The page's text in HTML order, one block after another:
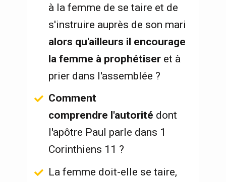
à la femme de se taire et de
alors qu'ailleurs il encourage
la femme à prophétiser et à
prier dans l'assemblée ?
Comment
comprendre l'autorité dont
l'apôtre Paul parle dans 1
Corinthiens 11 ?
La femme doit-elle se taire,